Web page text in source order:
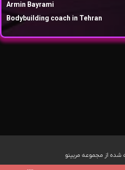
Armin Bayrami
Bodybuilding coach in Tehran
شده از مجموعه مربینو